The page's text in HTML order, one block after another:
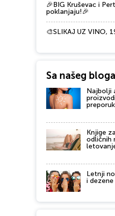
🎉BIG Kruševac i
poklanjaju!🎉
🎨SLIKAJ UZ VINO,
Sa našeg bloga
Najbolji
Knjige
odličnih
Letnji
i